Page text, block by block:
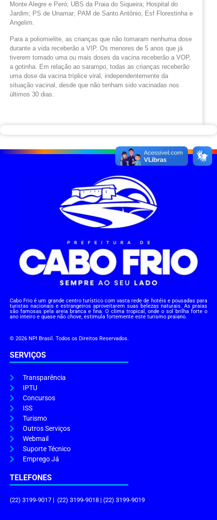
Monte Alegre e Peró; UBS da Praia do Siqueira; Hospital do
Jardim; PS de Unamar; PAM de Santo Antônio, Esf Florestinha e
Angelim.
Para a poliomielite, as crianças que não tomaram nenhuma dose
durante a vida receberão a VIP. Os menores de 5 anos que já
tiverem tomado uma ou mais doses da vacina receberão a VOP,
a gotinha. Em relação ao sarampo, todas as crianças receberão
uma dose da vacina tríplice viral, independentemente da
situação vacinal, desde que não tenham sido vacinadas nos
últimos 30 dias.
Cabo Frio é um grande centro turístico com vasta rede de hotéis e pousadas para
turistas nacionais e estrangeiros aproveitarem suas belezas naturais. As praias
são famosas pela areia branca e fina. O clima tropical, onde o sol brilha forte o
ano inteiro e quase não chove, estimula fortemente este turismo praiano.
© 2026 NPI Brasil. Todos os Direitos Reservados.
SERVIÇOS
Transparência
IPTU
Concursos
ISS
Turismo
Outros Serviços
Webmail
Suporte Técnico
Emprego Já
TELEFONES
(22) 3199-9017 | (22) 3199-9018 | (22) 3199-9019